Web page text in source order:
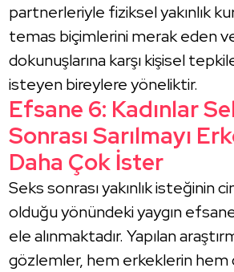
partnerleriyle fiziksel yakınlık
temas biçimlerini merak eden
dokunuşlarına karşı kişisel
isteyen bireylere yöneliktir.
Efsane 6: Kadınlar
Sonrası Sarılmayı
Daha Çok İster
Seks sonrası yakınlık isteğinin
olduğu yönündeki yaygın
ele alınmaktadır. Yapılan
gözlemler, hem erkeklerin hem